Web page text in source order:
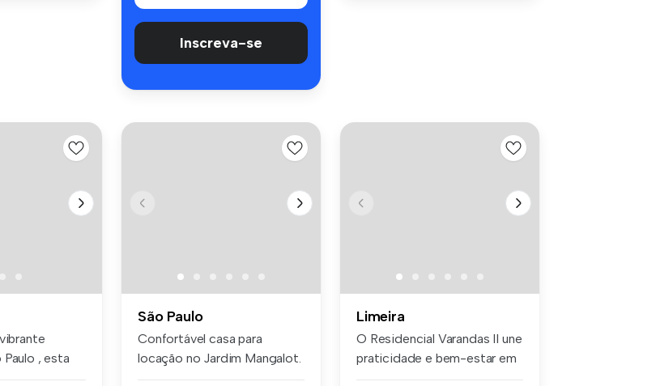
Inscreva-se
, esta
São Paulo
Confortável casa para
locação no Jardim Mangalot.
Limeira
O Residencial Varandas II une
praticidade e bem-estar em